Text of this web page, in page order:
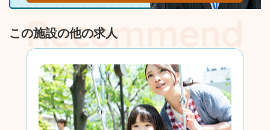
この施設の他の求人